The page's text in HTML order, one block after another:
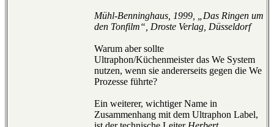
Mühl-Benninghaus, 1999, „Das Ringen um
den Tonfilm“, Droste Verlag, Düsseldorf
Warum aber sollte
Ultraphon/Küchenmeister das We System
nutzen, wenn sie andererseits gegen die We
Prozesse führte?
Ein weiterer, wichtiger Name in
Zusammenhang mit dem Ultraphon Label,